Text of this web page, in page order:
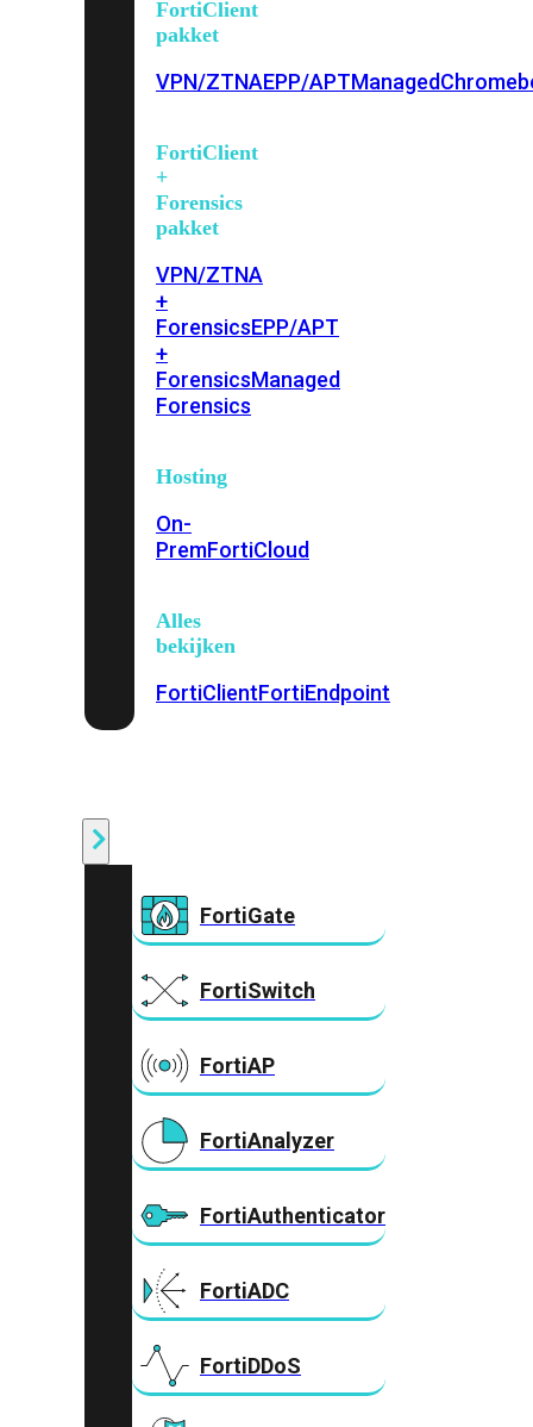
FortiClient
pakket
VPN/ZTNAEPP/APTManaged
FortiClient
+
Forensics
pakket
VPN/ZTNA
+
ForensicsEPP/APT
+
ForensicsManaged
Forensics
Hosting
On-
PremFortiCloud
Alles
bekijken
FortiClientFortiEndpoint
FortiGate
FortiSwitch
FortiAP
FortiAnalyzer
FortiAuthenticator
FortiADC
FortiDDoS